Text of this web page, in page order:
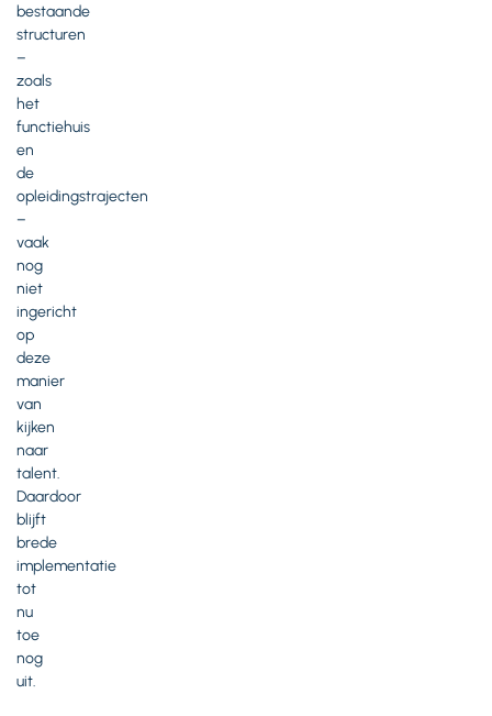
bestaande
structuren
–
zoals
het
functiehuis
en
de
opleidingstrajecten
–
vaak
nog
niet
ingericht
op
deze
manier
van
kijken
naar
talent.
Daardoor
blijft
brede
implementatie
tot
nu
toe
nog
uit.